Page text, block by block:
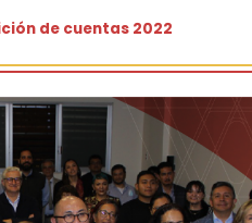
de cuentas 2022